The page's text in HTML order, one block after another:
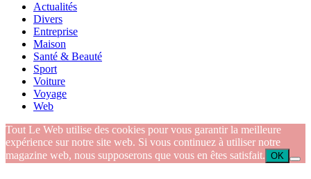
Actualités
Divers
Entreprise
Maison
Santé & Beauté
Sport
Voiture
Voyage
Web
Tout Le Web utilise des cookies pour vous garantir la meilleure
expérience sur notre site web. Si vous continuez à utiliser notre
magazine web, nous supposerons que vous en êtes satisfait. OK